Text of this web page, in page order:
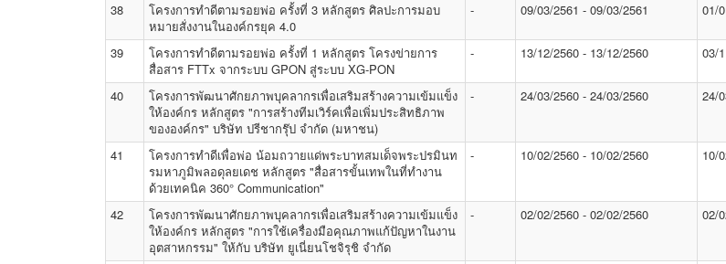
38
โครงการทำดีตามรอยพ่อ ครั้งที่ 3 หลักสูตร ศิลปะการมอบ
หมายสั่งงานในองค์กรยุค 4.0
- 09/03/2561 - 09/03/2561 01/
39
โครงการทำดีตามรอยพ่อ ครั้งที่ 1 หลักสูตร โครงข่ายการ
สื่อสาร FTTx จากระบบ GPON สู่ระบบ XG-PON
- 13/12/2560 - 13/12/2560 03/
40
โครงการพัฒนาศักยภาพบุคลากรเพื่อเสริมสร้างความเข้มแข็ง
ให้องค์กร หลักสูตร "การสร้างทีมเวิร์คเพื่อเพิ่มประสิทธิภาพ
ขององค์กร" บริษัท ปรีชากรุ๊ป จำกัด (มหาชน)
- 24/03/2560 - 24/03/2560 24/
41
โครงการทำดีเพื่อพ่อ น้อมถวายแด่พระบาทสมเด็จพระปรมินท
รมหาภูมิพลอดุลยเดช หลักสูตร "สื่อสารขั้นเทพในที่ทำงาน
ด้วยเทคนิค 360° Communication"
- 10/02/2560 - 10/02/2560 10/
42
โครงการพัฒนาศักยภาพบุคลากรเพื่อเสริมสร้างความเข้มแข็ง
ให้องค์กร หลักสูตร "การใช้เครื่องมือคุณภาพแก้ปัญหาในงาน
อุตสาหกรรม" ให้กับ บริษัท ยูเนี่ยนโชจิรุชิ จำกัด
- 02/02/2560 - 02/02/2560 02/